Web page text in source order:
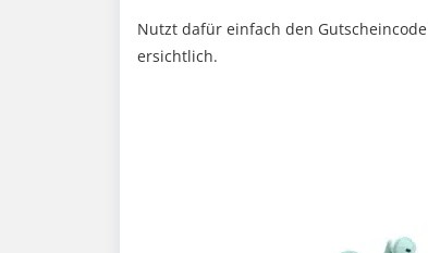
Nutzt dafür einfach den Gutscheincode
ersichtlich.